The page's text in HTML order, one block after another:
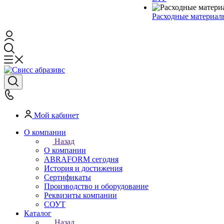
Расходные
Мой кабинет
О компании
Назад
О компании
ABRAFORM сегодня
История и достижения
Сертификаты
Производство и оборудование
Реквизиты компании
СОУТ
Каталог
Назад